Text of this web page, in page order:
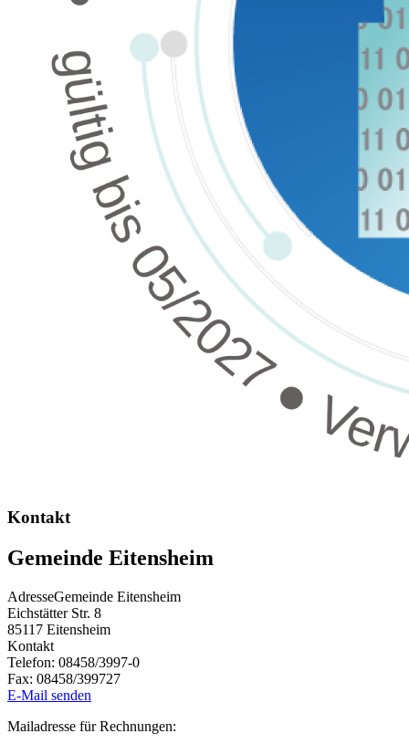
Kontakt
Gemeinde Eitensheim
AdresseGemeinde Eitensheim
Eichstätter Str. 8
85117 Eitensheim
Kontakt
Telefon: 08458/3997-0
Fax: 08458/399727
E-Mail senden
Mailadresse für Rechnungen: